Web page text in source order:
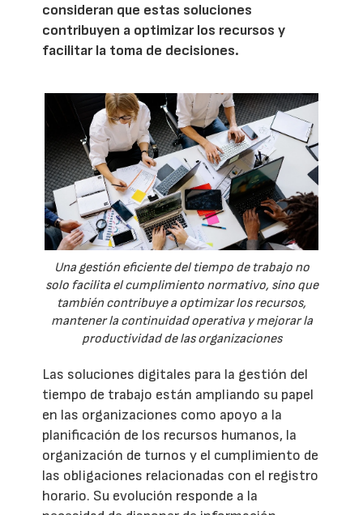
consideran que estas soluciones
contribuyen a optimizar los recursos y
facilitar la toma de decisiones.
Una gestión eficiente del tiempo de trabajo no
solo facilita el cumplimiento normativo, sino que
también contribuye a optimizar los recursos,
mantener la continuidad operativa y mejorar la
productividad de las organizaciones
Las soluciones digitales para la gestión del
tiempo de trabajo están ampliando su papel
en las organizaciones como apoyo a la
planificación de los recursos humanos, la
organización de turnos y el cumplimiento de
las obligaciones relacionadas con el registro
horario. Su evolución responde a la